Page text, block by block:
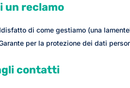
un reclamo
di come gestiamo (una
per la protezione dei dati
contatti